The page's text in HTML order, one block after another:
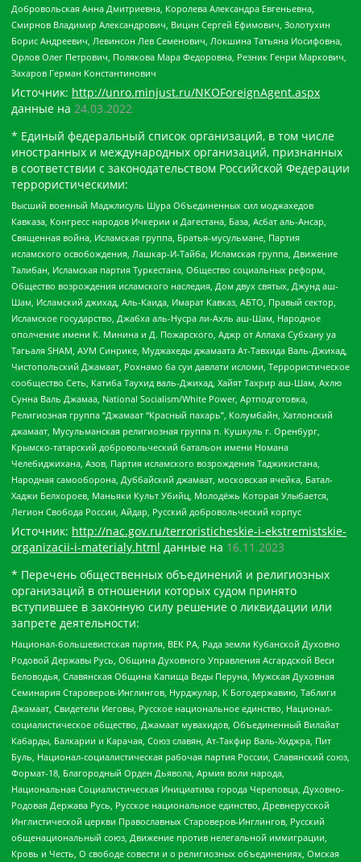
Добровольская Анна Дмитриевна, Королева Александра Евгеньевна,
Смирнов Владимир Александрович, Вицин Сергей Ефимович, Золотухин
Борис Андреевич, Левинсон Лев Семенович, Локшина Татьяна Иосифовна,
Орлов Олег Петрович, Полякова Мара Федоровна, Резник Генри Маркович,
Захаров Герман Константинович
Источник: http://unro.minjust.ru/NKOForeignAgent.aspx
данные на 24.03.2022
* Единый федеральный список организаций, в том числе
иностранных и международных организаций, признанных
в соответствии с законодательством Российской Федерации
террористическими:
Высший военный Маджлисуль Шура Объединенных сил моджахедов
Кавказа, Конгресс народов Ичкерии и Дагестана, База, Асбат аль-Ансар,
Священная война, Исламская группа, Братья-мусульмане, Партия
исламского освобождения, Лашкар-И-Тайба, Исламская группа, Движение
Талибан, Исламская партия Туркестана, Общество социальных реформ,
Общество возрождения исламского наследия, Дом двух святых, Джунд аш-
Шам, Исламский джихад, Аль-Каида, Имарат Кавказ, АБТО, Правый сектор,
Исламское государство, Джабха аль-Нусра ли-Ахль аш-Шам, Народное
ополчение имени К. Минина и Д. Пожарского, Аджр от Аллаха Субхану уа
Тагьаля SHAM, АУМ Синрике, Муджахеды джамаата Ат-Тавхида Валь-Джихад,
Чистопольский Джамаат, Рохнамо ба суи давлати исломи, Террористическое
сообщество Сеть, Катиба Таухид валь-Джихад, Хайят Тахрир аш-Шам, Ахлю
Сунна Валь Джамаа, National Socialism/White Power, Артподготовка,
Религиозная группа “Джамаат “Красный пахарь”, Колумбайн, Хатлонский
джамаат, Мусульманская религиозная группа п. Кушкуль г. Оренбург,
Крымско-татарский добровольческий батальон имени Номана
Челебиджихана, Азов, Партия исламского возрождения Таджикистана,
Народная самооборона, Дуббайский джамаат, московская ячейка, Батал-
Хаджи Белхороев, Маньяки Культ Убийц, Молодёжь Которая Улыбается,
Легион Свобода России, Айдар, Русский добровольческий корпус
Источник: http://nac.gov.ru/terroristicheskie-i-ekstremistskie-
organizacii-i-materialy.html данные на 16.11.2023
* Перечень общественных объединений и религиозных
организаций в отношении которых судом принято
вступившее в законную силу решение о ликвидации или
запрете деятельности:
Национал-большевистская партия, ВЕК РА, Рада земли Кубанской Духовно
Родовой Державы Русь, Община Духовного Управления Асгардской Веси
Беловодья, Славянская Община Капища Веды Перуна, Мужская Духовная
Семинария Староверов-Инглингов, Нурджулар, К Богодержавию, Таблиги
Джамаат, Свидетели Иеговы, Русское национальное единство, Национал-
социалистическое общество, Джамаат мувахидов, Объединенный Вилайат
Кабарды, Балкарии и Карачая, Союз славян, Ат-Такфир Валь-Хиджра, Пит
Буль, Национал-социалистическая рабочая партия России, Славянский союз,
Формат-18, Благородный Орден Дьявола, Армия воли народа,
Национальная Социалистическая Инициатива города Череповца, Духовно-
Родовая Держава Русь, Русское национальное единство, Древнерусской
Инглистической церкви Православных Староверов-Инглингов, Русский
общенациональный союз, Движение против нелегальной иммиграции,
Кровь и Честь, О свободе совести и о религиозных объединениях, Омская